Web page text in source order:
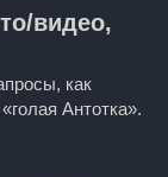
видео,
как
Антотка».